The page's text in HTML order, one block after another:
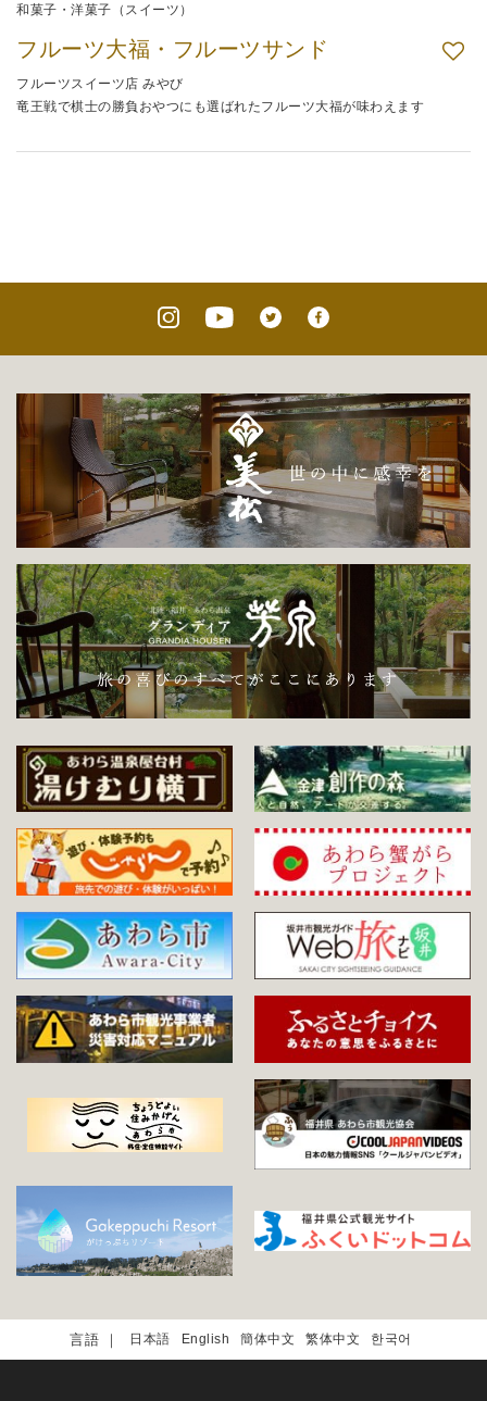
和菓子・洋菓子（スイーツ）
フルーツ大福・フルーツサンド
フルーツスイーツ店 みやび
竜王戦で棋士の勝負おやつにも選ばれたフルーツ大福が味わえます
日本語 English 簡体中文 繁体中文 한국어